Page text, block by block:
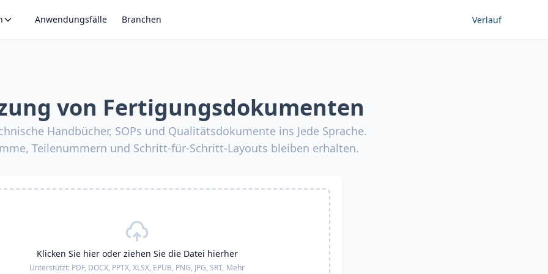
Anwendungsfälle Branchen Verlauf
von Fertigungsdokumenten
Handbücher, SOPs und Qualitätsdokumente ins Jede Sprache.
Teilenummern und Schritt-für-Schritt-Layouts bleiben erhalten.
Klicken Sie hier oder ziehen Sie die Datei hierher
Unterstützt: PDF, DOCX, PPTX, XLSX, EPUB, PNG, JPG, SRT, Mehr